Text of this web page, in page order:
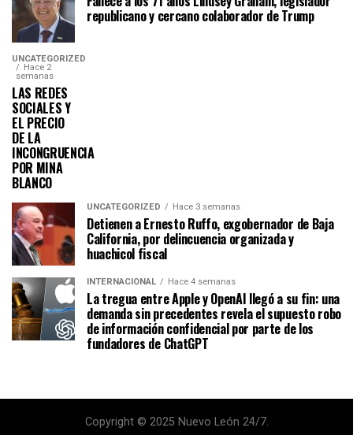
republicano y cercano colaborador de Trump
UNCATEGORIZED
Hace 2
semanas
LAS REDES
SOCIALES Y
EL PRECIO
DE LA
INCONGRUENCIA
POR MINA
BLANCO
UNCATEGORIZED Hace 3 semanas
Detienen a Ernesto Ruffo, exgobernador de Baja
California, por delincuencia organizada y
huachicol fiscal
INTERNACIONAL Hace 4 semanas
La tregua entre Apple y OpenAI llegó a su fin: una
demanda sin precedentes revela el supuesto robo
de información confidencial por parte de los
fundadores de ChatGPT
Copyright © 2025 Nuevo León 24/7.